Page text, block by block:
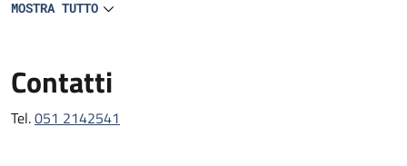
MOSTRA TUTTO
Contatti
Tel.051 2142541